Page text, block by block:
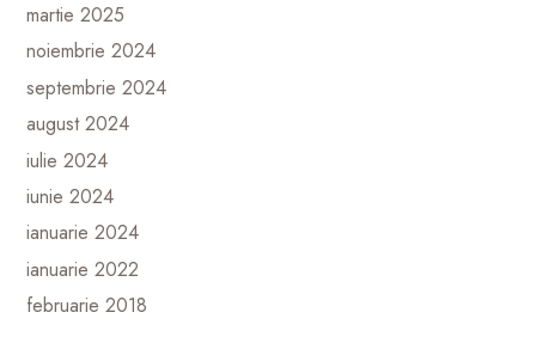
martie 2025
noiembrie 2024
septembrie 2024
august 2024
iulie 2024
iunie 2024
ianuarie 2024
ianuarie 2022
februarie 2018